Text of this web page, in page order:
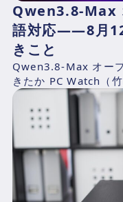
Qwen3.8-Max
語対応——8月
きこと
Qwen3.8-Max オー
きたか PC Watch（
報道によれば、